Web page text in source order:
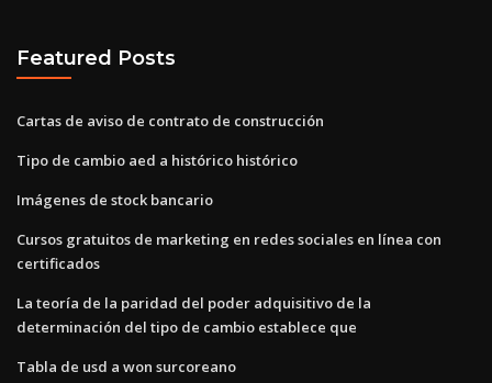
Featured Posts
Cartas de aviso de contrato de construcción
Tipo de cambio aed a histórico histórico
Imágenes de stock bancario
Cursos gratuitos de marketing en redes sociales en línea con
certificados
La teoría de la paridad del poder adquisitivo de la
determinación del tipo de cambio establece que
Tabla de usd a won surcoreano